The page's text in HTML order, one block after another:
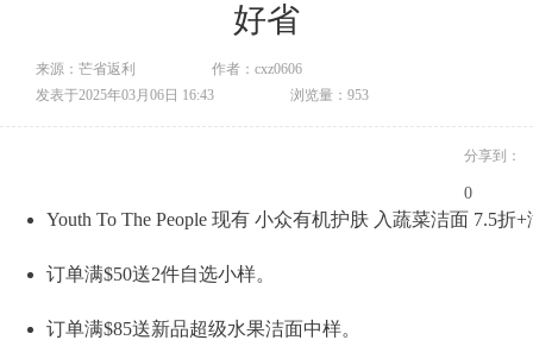
好省
来源：芒省返利
作者：cxz0606
发表于2025年03月06日 16:43
浏览量：953
分享到：
0
Youth To The People 现有 小众有机护肤 入蔬菜洁面 7.5折
订单满$50送2件自选小样。
订单满$85送新品超级水果洁面中样。